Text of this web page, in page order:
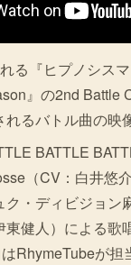
る『ヒプノシス
』の2nd Battle
るバトル曲の映
BATTLE
（CV：白井悠
ク・ディビジョン
東健人）による歌
RhymeTubeが担